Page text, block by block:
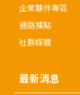
企業夥伴專區
通路據點
社群媒體
最新消息